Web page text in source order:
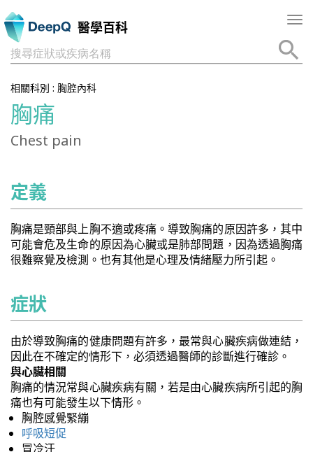
醫學百科
搜尋症狀或疾病名稱
相關科別 : 胸腔內科
胸痛
Chest pain
定義
胸痛是頸部與上胸不適或疼痛。導致胸痛的原因許多，其中
可能會危及生命的原因為心臟或是肺部問題，因為透過胸痛
很難察覺及檢測。也有其他是心理及情緒壓力所引起。
症狀
由於導致胸痛的健康問題有許多，最常與心臟疾病做連結，
因此在不確定的情形下，必須透過醫師的診斷進行確診。
與心臟相關
胸痛的情況常與心臟疾病有關，若是由心臟疾病所引起的胸
痛也有可能發生以下情形。
胸腔感覺緊繃
呼吸短促
冒冷汗